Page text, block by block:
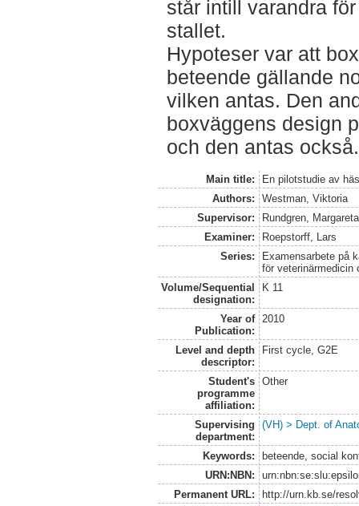
står intill varandra
stallet.
Hypoteser var att
beteende gällande
vilken antas. Den
boxväggens design
och den antas också.
Main title:
En pilotstudie av
Authors:
Westman, Viktoria
Supervisor:
Rundgren, Margareta
Examiner:
Roepstorff, Lars
Series:
Examensarbete på
för veterinärmedicin
Volume/Sequential
designation:
K 11
Year of
Publication:
2010
Level and depth
descriptor:
First cycle, G2E
Student's
programme
affiliation:
Other
Supervising
department:
(VH) > Dept. of
Keywords:
beteende, social
URN:NBN:
Permanent URL:
http://urn.kb.se/